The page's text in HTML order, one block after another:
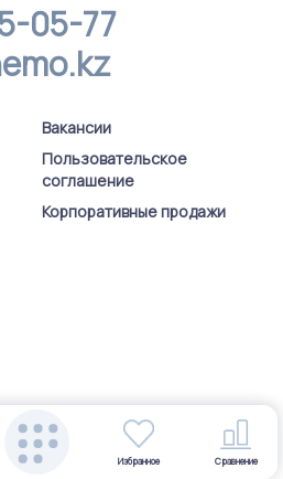
05-77
Вакансии
Пользовательское
соглашение
Корпоративные продажи
Избранное Сравнение